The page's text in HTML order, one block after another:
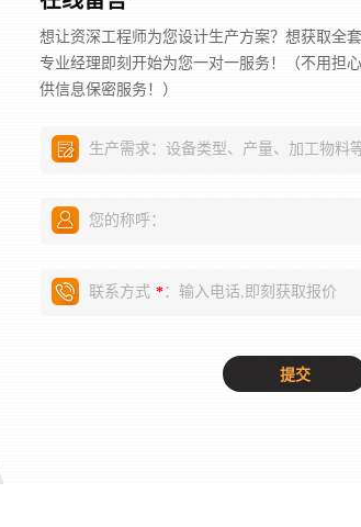
想让资深工程师为您设计生产方案？想获取全
专业经理即刻开始为您一对一服务！（不用担
供信息保密服务！）
生产需求：设备类型、产量、加工物料
您的称呼：
联系方式 *：输入电话,即刻获取报价